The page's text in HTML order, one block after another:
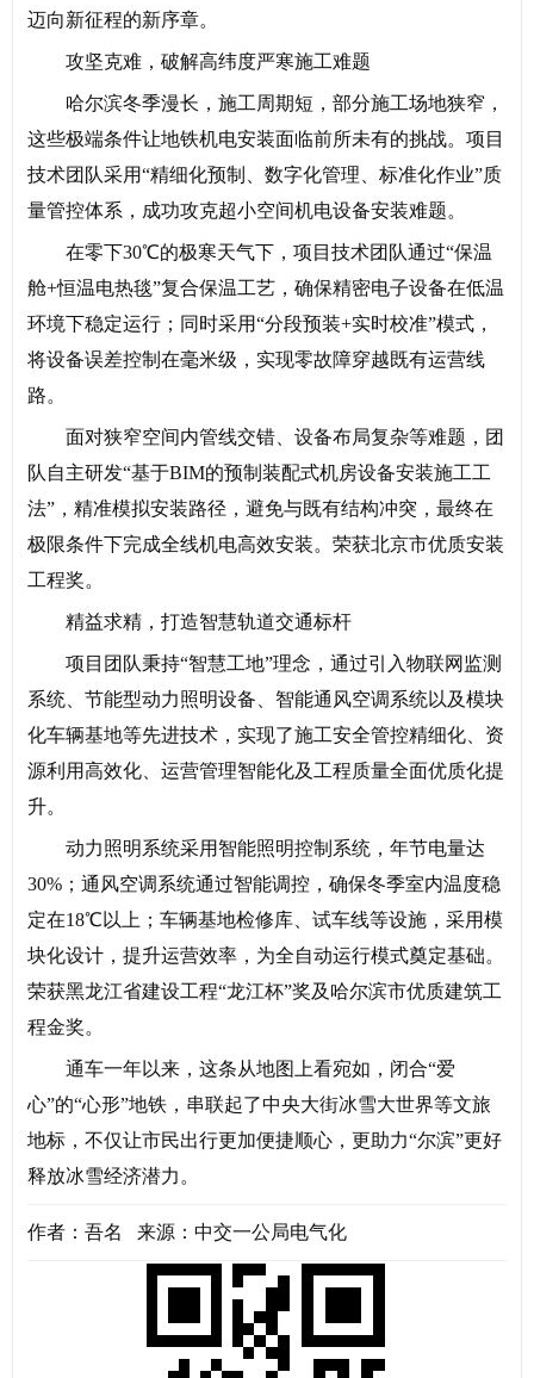
迈向新征程的新序章。
攻坚克难，破解高纬度严寒施工难题‌
哈尔滨冬季漫长，施工周期短，部分施工场地狭窄，
这些极端条件让地铁机电安装面临前所未有的挑战。项目
技术团队采用“精细化预制、数字化管理、标准化作业”质
量管控体系，成功攻克超小空间机电设备安装难题。
在零下30℃的极寒天气下，项目技术团队通过“保温
舱+恒温电热毯”复合保温工艺，确保精密电子设备在低温
环境下稳定运行；同时采用“分段预装+实时校准”模式，
将设备误差控制在毫米级，实现零故障穿越既有运营线
路。
面对狭窄空间内管线交错、设备布局复杂等难题，团
队自主研发“基于BIM的预制装配式机房设备安装施工工
法”，精准模拟安装路径，避免与既有结构冲突，最终在
极限条件下完成全线机电高效安装。荣获北京市优质安装
工程奖。
精益求精，打造智慧轨道交通标杆‌
项目团队秉持“智慧工地”理念，通过引入物联网监测
系统、节能型动力照明设备、智能通风空调系统以及模块
化车辆基地等先进技术，实现了施工安全管控精细化、资
源利用高效化、运营管理智能化及工程质量全面优质化提
升。
动力照明系统采用智能照明控制系统，年节电量达
30%；通风空调系统通过智能调控，确保冬季室内温度稳
定在18℃以上；车辆基地检修库、试车线等设施，采用模
块化设计，提升运营效率，为全自动运行模式奠定基础。
荣获黑龙江省建设工程“龙江杯”奖及哈尔滨市优质建筑工
程金奖。‌
通车一年以来， 这条从地图上看宛如， 闭合“爱
心”的“心形”地铁， 串联起了中央大街冰雪大世界等文旅
地标， 不仅让市民出行更加便捷顺心， 更助力“尔滨”更好
释放冰雪经济潜力。
作者：吾名 来源：中交一公局电气化